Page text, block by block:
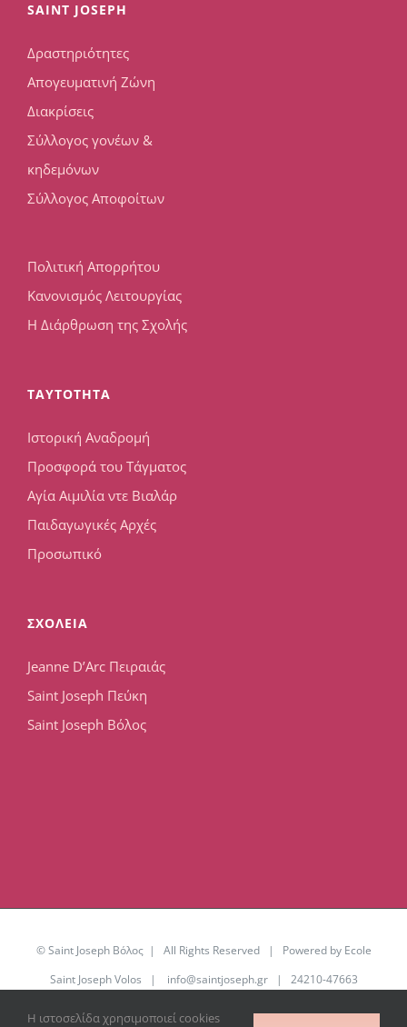
SAINT JOSEPH
Δραστηριότητες
Απογευματινή Ζώνη
Διακρίσεις
Σύλλογος γονέων &
κηδεμόνων
Σύλλογος Αποφοίτων
Πολιτική Απορρήτου
Κανονισμός Λειτουργίας
Η Διάρθρωση της Σχολής
TAYTOTHTA
Ιστορική Αναδρομή
Προσφορά του Τάγματος
Αγία Αιμιλία ντε Βιαλάρ
Παιδαγωγικές Αρχές
Προσωπικό
ΣΧΟΛΕΙΑ
Jeanne D’Arc Πειραιάς
Saint Joseph Πεύκη
Saint Joseph Βόλος
© Saint Joseph Βόλος | All Rights Reserved | Powered by Ecole
Saint Joseph Volos | info@saintjoseph.gr| 24210-47663
FacebookYouTube
Η ιστοσελίδα χρησιμοποιεί cookies